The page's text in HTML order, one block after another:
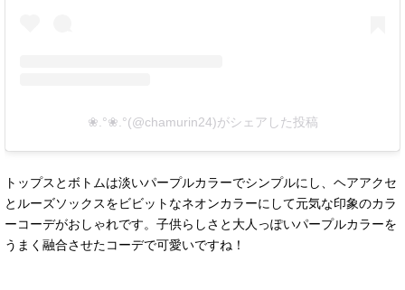
❀.°❀.°(@chamurin24)がシェアした投稿
トップスとボトムは淡いパープルカラーでシンプルにし、ヘアアクセ
とルーズソックスをビビットなネオンカラーにして元気な印象のカラ
ーコーデがおしゃれです。子供らしさと大人っぽいパープルカラーを
うまく融合させたコーデで可愛いですね！